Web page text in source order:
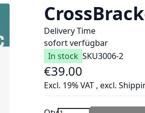
Delivery Time
sofort verfügbar
In stock SKU3006-2
€39.00
Excl. 19% VAT , excl.